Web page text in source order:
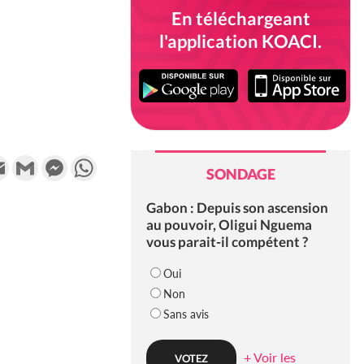
Email Gmail Messenger
En téléchargeant
l'application KOACI.
SONDAGE
Gabon : Depuis son ascension
au pouvoir, Oligui Nguema
vous parait-il compétent ?
Oui
Non
Sans avis
+ Voir les